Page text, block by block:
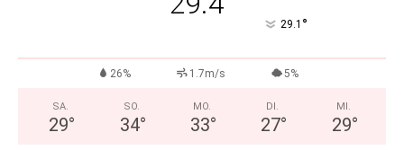
29.1 °
26% 1.7m/s 5%
SA.
29°
SO.
34°
MO.
33°
DI.
27°
MI.
29°